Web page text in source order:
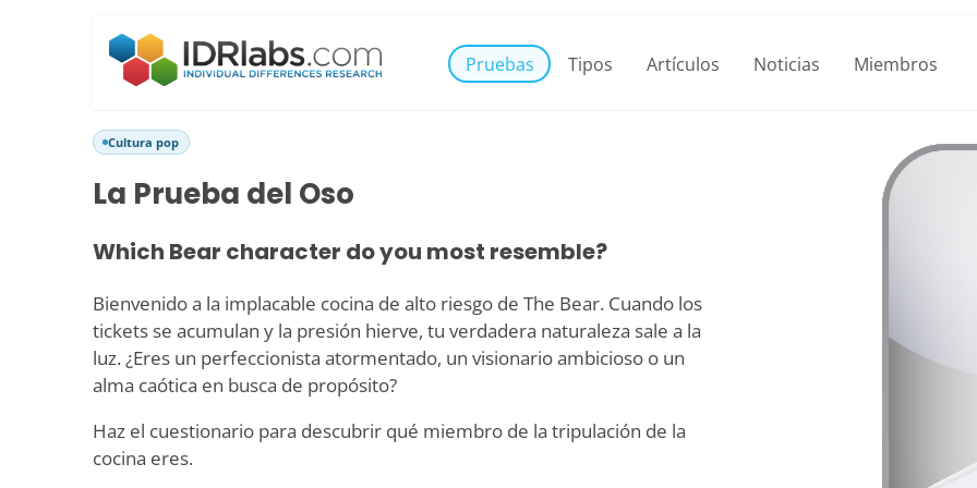
Pruebas Tipos Artículos Noticias Miembros
Cultura pop
La Prueba del Oso
Which Bear character do you most resemble?
Bienvenido a la implacable cocina de alto riesgo de The Bear. Cuando los
tickets se acumulan y la presión hierve, tu verdadera naturaleza sale a la
luz. ¿Eres un perfeccionista atormentado, un visionario ambicioso o un
alma caótica en busca de propósito?
Haz el cuestionario para descubrir qué miembro de la tripulación de la
cocina eres.